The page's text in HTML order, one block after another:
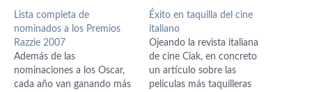
Lista completa de
nominados a los Premios
Razzie 2007
Además de las
nominaciones a los Oscar,
cada año van ganando más
Éxito en taquilla del cine
italiano
Ojeando la revista italiana
de cine Ciak, en concreto
un artículo sobre las
películas más taquilleras